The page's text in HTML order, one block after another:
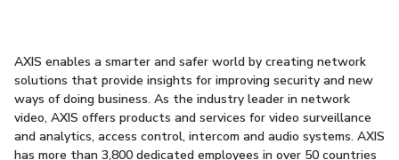
AXIS enables a smarter and safer world by creating network
solutions that provide insights for improving security and new
ways of doing business. As the industry leader in network
video, AXIS offers products and services for video surveillance
and analytics, access control, intercom and audio systems. AXIS
has more than 3,800 dedicated employees in over 50 countries